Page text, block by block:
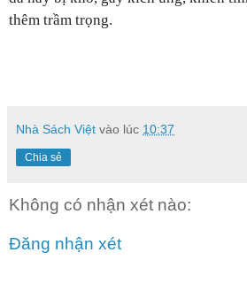
thêm trầm trọng.
Nhà Sách Việt vào lúc 10:37
Chia sẻ
Không có nhận xét nào:
Đăng nhận xét